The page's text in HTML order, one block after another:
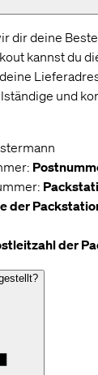
dir deine
kannst du
und
der
der